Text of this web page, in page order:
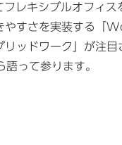
レキシブルオフィ
すさを実装する「
ッドワーク」が注目
って参ります。